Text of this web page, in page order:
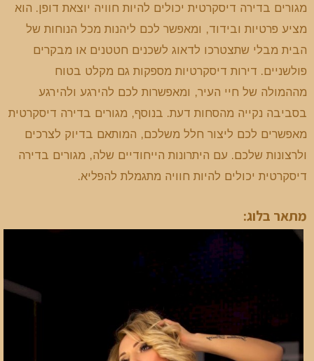
מגורים בדירה דיסקרטית יכולים להיות חוויה יוצאת דופן. הוא
מציע פרטיות ובידוד, ומאפשר לכם ליהנות מכל הנוחות של
הבית מבלי שתצטרכו לדאוג לשכנים חטטנים או מבקרים
פולשניים. דירות דיסקרטיות מספקות גם מקלט בטוח
מההמולה של חיי העיר, ומאפשרות לכם להירגע ולהירגע
בסביבה נקייה מהסחות דעת. בנוסף, מגורים בדירה דיסקרטית
מאפשרים לכם ליצור חלל משלכם, המותאם בדיוק לצרכים
ולרצונות שלכם. עם היתרונות הייחודיים שלה, מגורים בדירה
דיסקרטית יכולים להיות חוויה מתגמלת להפליא.
מתאר בלוג: